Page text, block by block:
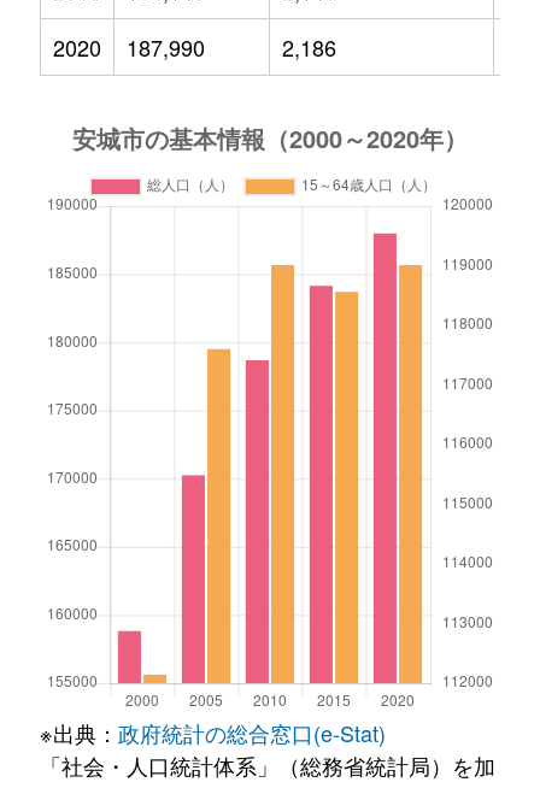
2020
187,990 2,186
※出典： 政府統計の総合窓口(e-Stat)
「社会・人口統計体系」（総務省統計局）を加